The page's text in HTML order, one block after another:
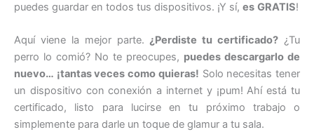
puedes guardar en todos tus dispositivos. ¡Y sí, es GRATIS!
Aquí viene la mejor parte. ¿Perdiste tu certificado? ¿Tu
perro lo comió? No te preocupes, puedes descargarlo de
nuevo… ¡tantas veces como quieras! Solo necesitas tener
un dispositivo con conexión a internet y ¡pum! Ahí está tu
certificado, listo para lucirse en tu próximo trabajo o
simplemente para darle un toque de glamur a tu sala.